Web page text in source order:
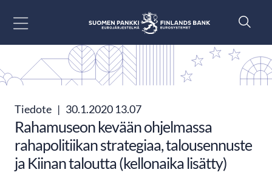
Tiedote | 30.1.2020 13.07
Rahamuseon kevään ohjelmassa
rahapolitiikan strategiaa, talousennuste
ja Kiinan taloutta (kellonaika lisätty)